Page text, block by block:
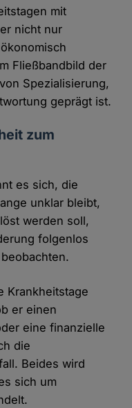
mit
nicht nur
Fließbandbild der
Spezialisierung,
geprägt ist.
zum
es sich, die
unklar bleibt,
werden soll,
folgenlos
Krankheitstage
er einen
eine finanzielle
die
Beides wird
sich um